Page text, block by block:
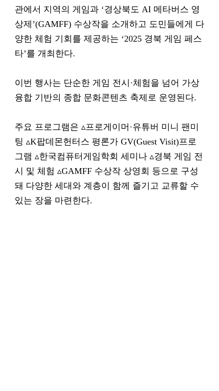
관에서 지역의 게임과 ‘경상북도 AI 메타버스 영
상제’(GAMFF) 수상작을 소개하고 도민들에게 다
양한 체험 기회를 제공하는 ‘2025 경북 게임 페스
타’를 개최한다.
이번 행사는 단순한 게임 전시·체험을 넘어 가상
융합 기반의 종합 문화콘텐츠 축제로 운영된다.
주요 프로그램은 ▵프로게이머·유튜버 미니 팬미
팅 ▵K팝데몬헌터스 평론가 GV(Guest Visit)프로
그램 ▵한국컴퓨터게임학회 세미나 ▵경북 게임 전
시 및 체험 ▵GAMFF 수상작 상영회 등으로 구성
돼 다양한 세대와 계층이 함께 즐기고 교류할 수
있는 장을 마련한다.